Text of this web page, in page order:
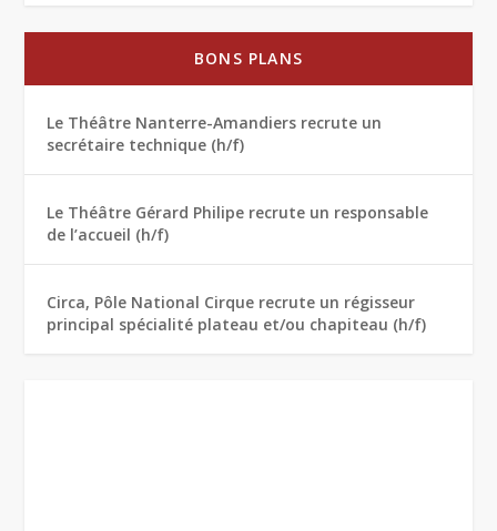
BONS PLANS
Le Théâtre Nanterre-Amandiers recrute un
secrétaire technique (h/f)
Le Théâtre Gérard Philipe recrute un responsable
de l’accueil (h/f)
Circa, Pôle National Cirque recrute un régisseur
principal spécialité plateau et/ou chapiteau (h/f)